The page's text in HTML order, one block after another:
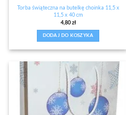
Torba świąteczna na butelkę choinka 11,5 x
11,5 x 40 cm
4,80zł
DODAJ DO KOSZYKA